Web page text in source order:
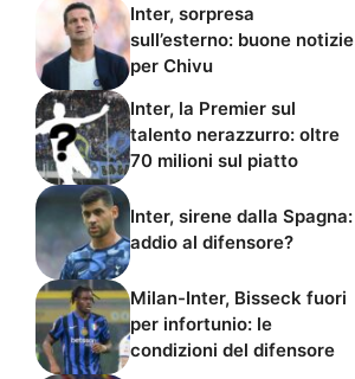
Inter, sorpresa
sull’esterno: buone notizie
per Chivu
Inter, la Premier sul
talento nerazzurro: oltre
70 milioni sul piatto
Inter, sirene dalla Spagna:
addio al difensore?
Milan-Inter, Bisseck fuori
per infortunio: le
condizioni del difensore